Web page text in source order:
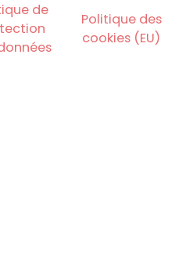
de
Politique des
cookies (EU)